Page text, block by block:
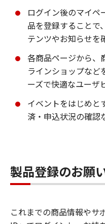
ログイン後のマイペ
品を登録することで
テンツやお知らせを
各商品ページから、
ラインショップなど
ーズで快適なユーザ
イベントをはじめと
済・申込状況の確認
製品登録のお願
これまでの商品情報やサ